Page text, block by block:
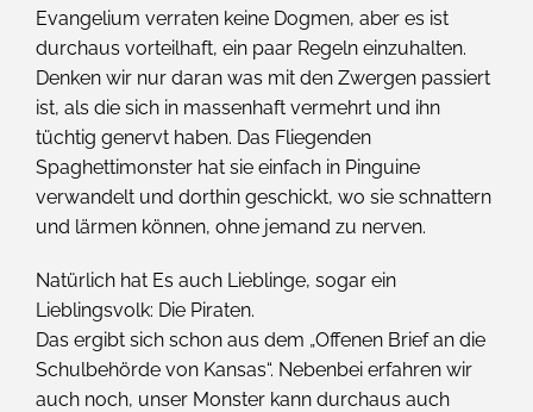
Evangelium verraten keine Dogmen, aber es ist
durchaus vorteilhaft, ein paar Regeln einzuhalten.
Denken wir nur daran was mit den Zwergen passiert
ist, als die sich in massenhaft vermehrt und ihn
tüchtig genervt haben. Das Fliegenden
Spaghettimonster hat sie einfach in Pinguine
verwandelt und dorthin geschickt, wo sie schnattern
und lärmen können, ohne jemand zu nerven.
Natürlich hat Es auch Lieblinge, sogar ein
Lieblingsvolk: Die Piraten.
Das ergibt sich schon aus dem „Offenen Brief an die
Schulbehörde von Kansas“. Nebenbei erfahren wir
auch noch, unser Monster kann durchaus auch